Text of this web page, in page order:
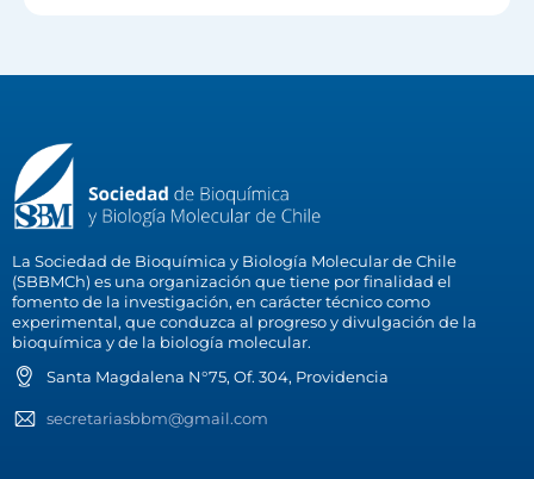
La Sociedad de Bioquímica y Biología Molecular de Chile
(SBBMCh) es una organización que tiene por finalidad el
fomento de la investigación, en carácter técnico como
experimental, que conduzca al progreso y divulgación de la
bioquímica y de la biología molecular.
Santa Magdalena N°75, Of. 304, Providencia
secretariasbbm@gmail.com